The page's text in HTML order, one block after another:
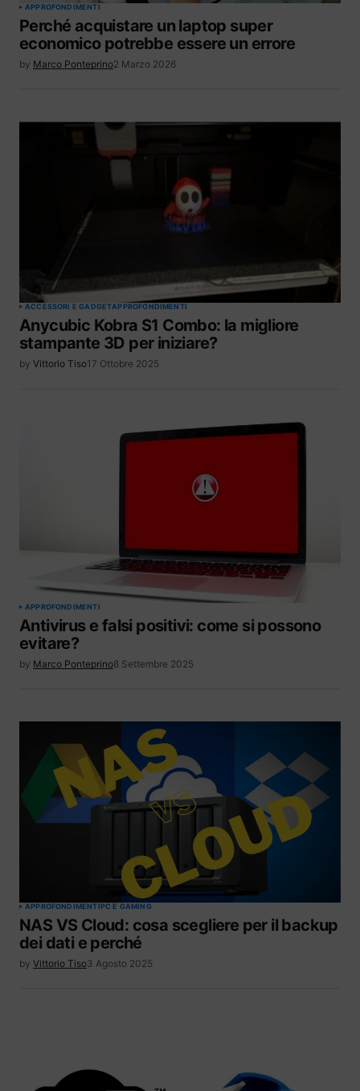
APPROFONDIMENTI
Perché acquistare un laptop super
economico potrebbe essere un errore
by Marco Ponteprino2 Marzo 2026
ACCESSORI E GADGETAPPROFONDIMENTI
Anycubic Kobra S1 Combo: la migliore
stampante 3D per iniziare?
by Vittorio Tiso17 Ottobre 2025
APPROFONDIMENTI
Antivirus e falsi positivi: come si possono
evitare?
by Marco Ponteprino8 Settembre 2025
APPROFONDIMENTIPC E GAMING
NAS VS Cloud: cosa scegliere per il backup
dei dati e perché
by Vittorio Tiso3 Agosto 2025